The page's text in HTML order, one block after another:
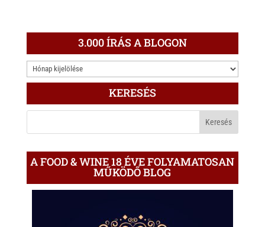
s
A
p
r
e
b
k
3.000 ÍRÁS A BLOGON
3.000
ÍRÁS
BLOGON
KERESÉS
A FOOD & WINE 18 ÉVE FOLYAMATOSAN
MŰKÖDŐ BLOG